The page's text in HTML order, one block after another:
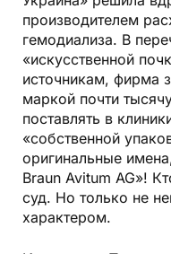
производителем
гемодиализа. В
«искусственной
источникам, фирма
маркой почти
поставлять в
«собственной
оригинальные
Braun Avitum AG»!
суд. Но только не
характером.